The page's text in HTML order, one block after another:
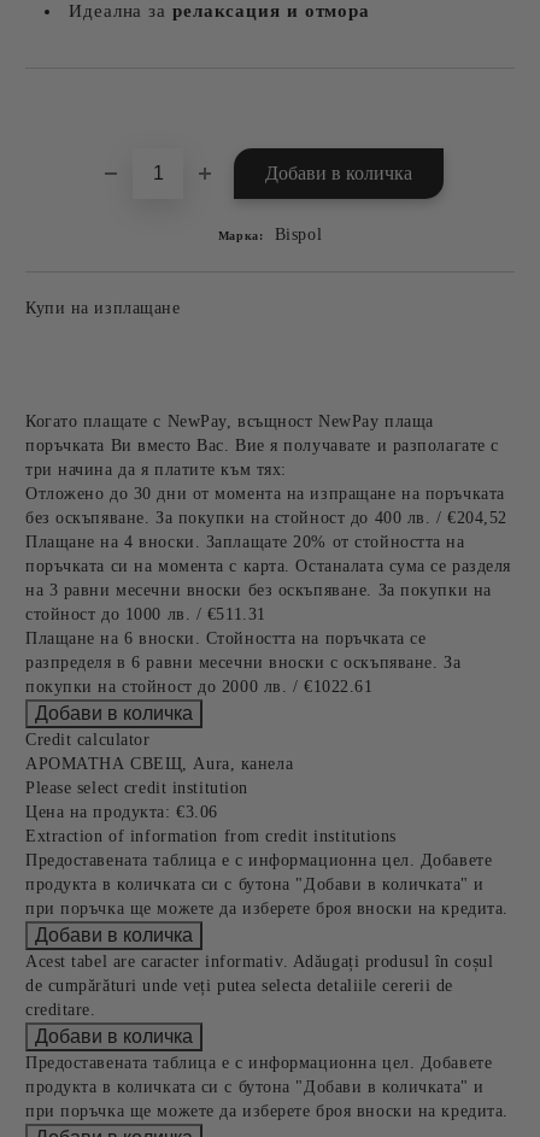
Идеална за релаксация и отмора
Марка: Bispol
Купи на изплащане
Когато плащате с NewPay, всъщност NewPay плаща
поръчката Ви вместо Вас. Вие я получавате и разполагате с
три начина да я платите към тях:
Отложено до 30 дни от момента на изпращане на поръчката
без оскъпяване. За покупки на стойност до 400 лв. / €204,52
Плащане на 4 вноски. Заплащате 20% от стойността на
поръчката си на момента с карта. Останалата сума се разделя
на 3 равни месечни вноски без оскъпяване. За покупки на
стойност до 1000 лв. / €511.31
Плащане на 6 вноски. Стойността на поръчката се
разпределя в 6 равни месечни вноски с оскъпяване. За
покупки на стойност до 2000 лв. / €1022.61
Credit calculator
АРОМАТНА СВЕЩ, Aura, канела
Please select credit institution
Цена на продукта: €3.06
Extraction of information from credit institutions
Предоставената таблица е с информационна цел. Добавете
продукта в количката си с бутона "Добави в количката" и
при поръчка ще можете да изберете броя вноски на кредита.
Acest tabel are caracter informativ. Adăugați produsul în coșul
de cumpărături unde veți putea selecta detaliile cererii de
creditare.
Предоставената таблица е с информационна цел. Добавете
продукта в количката си с бутона "Добави в количката" и
при поръчка ще можете да изберете броя вноски на кредита.